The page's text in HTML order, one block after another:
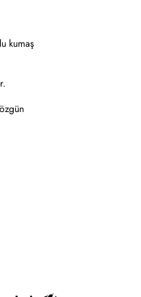
kumaş